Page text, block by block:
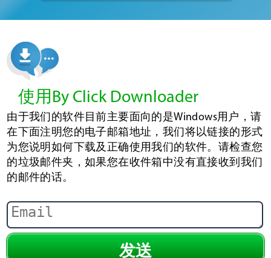
使用By Click Downloader
由于我们的软件目前主要面向的是Windows用户，请
在下面注明您的电子邮箱地址，我们将以链接的形式
为您说明如何下载及正确使用我们的软件。请检查您
的垃圾邮件夹，如果您在收件箱中没有直接收到我们
的邮件的话。
发送